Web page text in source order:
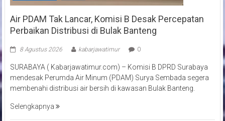
Air PDAM Tak Lancar, Komisi B Desak Percepatan
Perbaikan Distribusi di Bulak Banteng
8 Agustus 2026 kabarjawatimur 0
SURABAYA ( Kabarjawatimur.com) – Komisi B DPRD Surabaya
mendesak Perumda Air Minum (PDAM) Surya Sembada segera
membenahi distribusi air bersih di kawasan Bulak Banteng.
Selengkapnya